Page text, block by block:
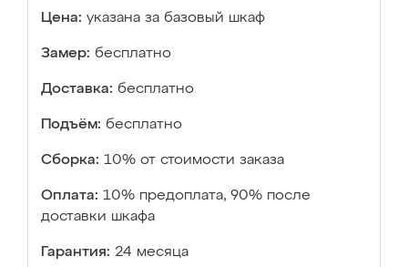
Цена: указана за базовый шкаф
Замер: бесплатно
Доставка: бесплатно
Подъём: бесплатно
Сборка: 10% от стоимости заказа
Оплата: 10% предоплата, 90% после
доставки шкафа
Гарантия: 24 месяца